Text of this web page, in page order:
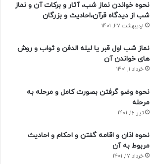
نحوه خواندن نماز شب، آثار و برکات آن و نماز
شب از دیدگاه قرآن،احادیث و بزرگان
اردیبهشت 27, 1401
نماز شب اول قبر یا لیله الدفن و ثواب و روش
های خواندن آن
خرداد 1, 1401
نحوه وضو گرفتن بصورت کامل و مرحله به
مرحله
تیر 16, 1401
نحوه اذان و اقامه گفتن و احکام و احادیث
مربوط به آن
خرداد 17, 1401